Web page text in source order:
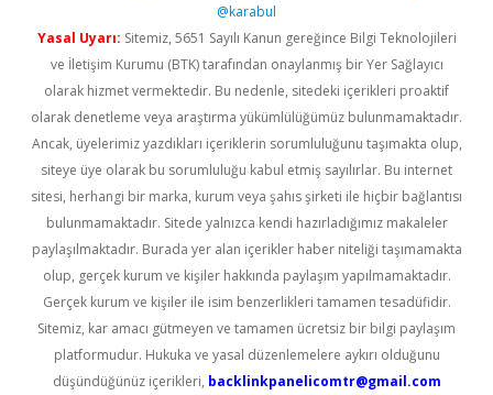
@karabul
Yasal Uyarı: Sitemiz, 5651 Sayılı Kanun gereğince Bilgi Teknolojileri
ve İletişim Kurumu (BTK) tarafından onaylanmış bir Yer Sağlayıcı
olarak hizmet vermektedir. Bu nedenle, sitedeki içerikleri proaktif
olarak denetleme veya araştırma yükümlülüğümüz bulunmamaktadır.
Ancak, üyelerimiz yazdıkları içeriklerin sorumluluğunu taşımakta olup,
siteye üye olarak bu sorumluluğu kabul etmiş sayılırlar. Bu internet
sitesi, herhangi bir marka, kurum veya şahıs şirketi ile hiçbir bağlantısı
bulunmamaktadır. Sitede yalnızca kendi hazırladığımız makaleler
paylaşılmaktadır. Burada yer alan içerikler haber niteliği taşımamakta
olup, gerçek kurum ve kişiler hakkında paylaşım yapılmamaktadır.
Gerçek kurum ve kişiler ile isim benzerlikleri tamamen tesadüfidir.
Sitemiz, kar amacı gütmeyen ve tamamen ücretsiz bir bilgi paylaşım
platformudur. Hukuka ve yasal düzenlemelere aykırı olduğunu
düşündüğünüz içerikleri, backlinkpanelicomtr@gmail.com